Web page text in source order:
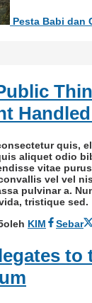
Pesta Babi dan
quis,
aliquet odio
vitae
vel vel
pulvinar a.
tristique sed.
oleh KIM Sebar
to